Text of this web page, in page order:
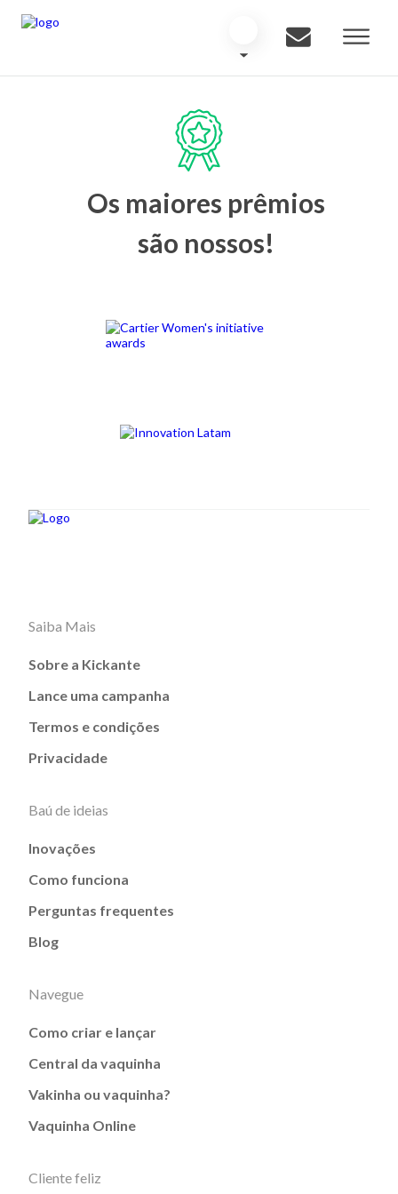
Os maiores prêmios
são nossos!
Saiba Mais
Sobre a Kickante
Lance uma campanha
Termos e condições
Privacidade
Baú de ideias
Inovações
Como funciona
Perguntas frequentes
Blog
Navegue
Como criar e lançar
Central da vaquinha
Vakinha ou vaquinha?
Vaquinha Online
Cliente feliz